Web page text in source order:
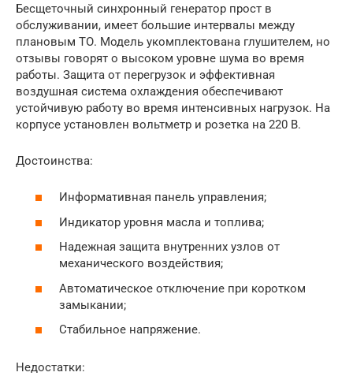
Бесщеточный синхронный генератор прост в
обслуживании, имеет большие интервалы между
плановым ТО. Модель укомплектована глушителем, но
отзывы говорят о высоком уровне шума во время
работы. Защита от перегрузок и эффективная
воздушная система охлаждения обеспечивают
устойчивую работу во время интенсивных нагрузок. На
корпусе установлен вольтметр и розетка на 220 В.
Достоинства:
Информативная панель управления;
Индикатор уровня масла и топлива;
Надежная защита внутренних узлов от
механического воздействия;
Автоматическое отключение при коротком
замыкании;
Стабильное напряжение.
Недостатки: